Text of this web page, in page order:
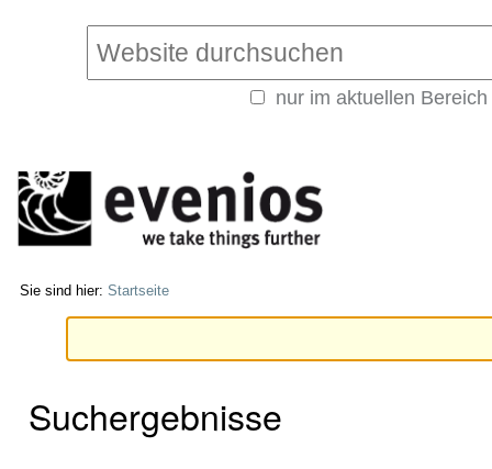
Werkzeuge
Website durchsuchen
nur im aktuellen Bereich
Sie sind hier: Startseite
Suchergebnisse